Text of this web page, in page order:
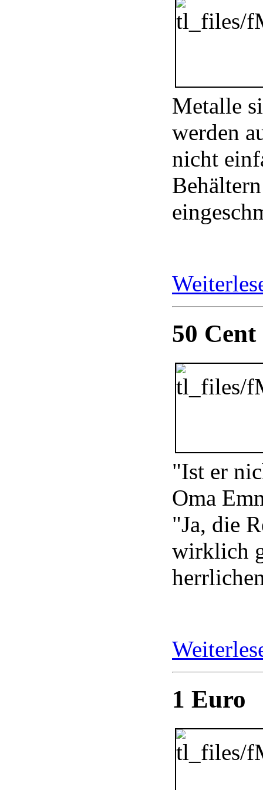
Metalle
werden
nicht
50 Cent
"Ist er
Oma
"Ja, die
wirklich
1 Euro